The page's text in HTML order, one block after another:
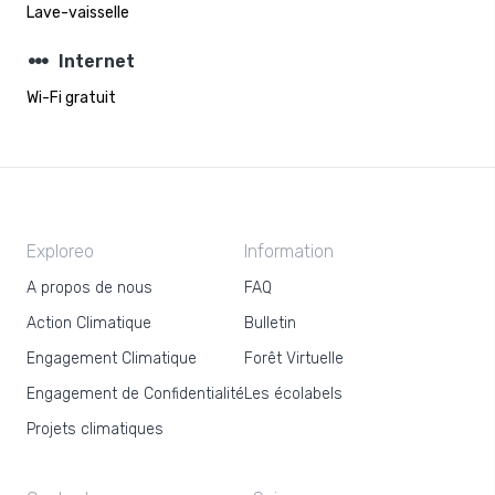
Lave-vaisselle
steppers Internet
Wi-Fi gratuit
Exploreo
A propos de nous
Action Climatique
Engagement Climatique
Engagement de Confidentialité
Projets climatiques
Information
FAQ
Bulletin
Forêt Virtuelle
Les écolabels